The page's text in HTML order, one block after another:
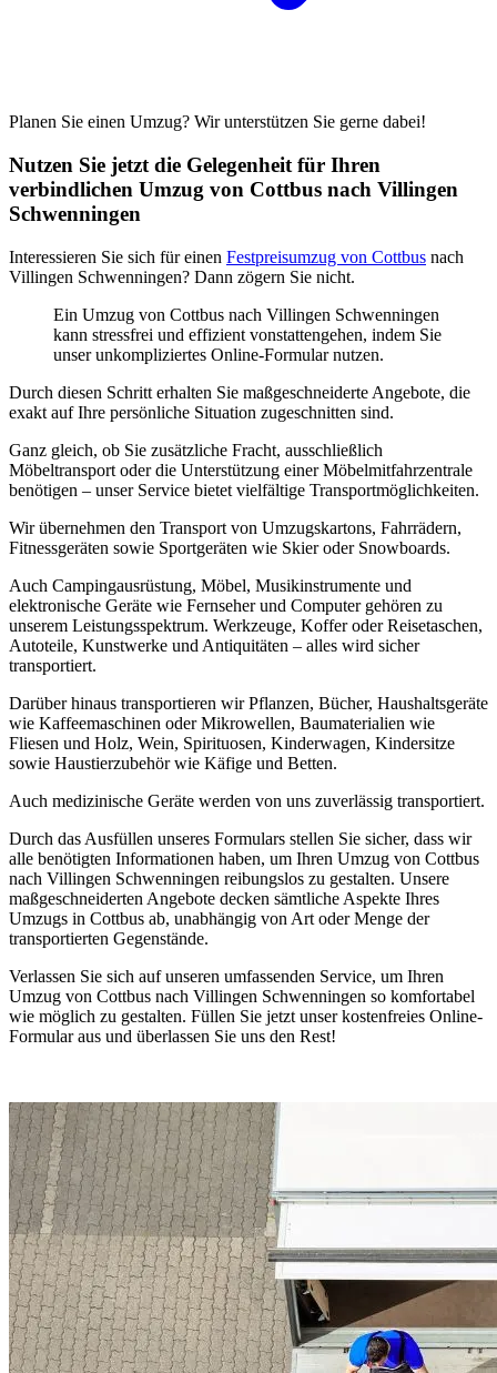
Planen Sie einen Umzug? Wir unterstützen Sie gerne dabei!
Nutzen Sie jetzt die Gelegenheit für Ihren
verbindlichen Umzug von Cottbus nach Villingen
Schwenningen⁠
Interessieren Sie sich für einen Festpreisumzug von Cottbus nach
Villingen Schwenningen⁠? Dann zögern Sie nicht.
Ein Umzug von Cottbus nach Villingen Schwenningen⁠
kann stressfrei und effizient vonstattengehen, indem Sie
unser unkompliziertes Online-Formular nutzen.
Durch diesen Schritt erhalten Sie maßgeschneiderte Angebote, die
exakt auf Ihre persönliche Situation zugeschnitten sind.
Ganz gleich, ob Sie zusätzliche Fracht, ausschließlich
Möbeltransport oder die Unterstützung einer Möbelmitfahrzentrale
benötigen – unser Service bietet vielfältige Transportmöglichkeiten.
Wir übernehmen den Transport von Umzugskartons, Fahrrädern,
Fitnessgeräten sowie Sportgeräten wie Skier oder Snowboards.
Auch Campingausrüstung, Möbel, Musikinstrumente und
elektronische Geräte wie Fernseher und Computer gehören zu
unserem Leistungsspektrum. Werkzeuge, Koffer oder Reisetaschen,
Autoteile, Kunstwerke und Antiquitäten – alles wird sicher
transportiert.
Darüber hinaus transportieren wir Pflanzen, Bücher, Haushaltsgeräte
wie Kaffeemaschinen oder Mikrowellen, Baumaterialien wie
Fliesen und Holz, Wein, Spirituosen, Kinderwagen, Kindersitze
sowie Haustierzubehör wie Käfige und Betten.
Auch medizinische Geräte werden von uns zuverlässig transportiert.
Durch das Ausfüllen unseres Formulars stellen Sie sicher, dass wir
alle benötigten Informationen haben, um Ihren Umzug von Cottbus
nach Villingen Schwenningen⁠ reibungslos zu gestalten. Unsere
maßgeschneiderten Angebote decken sämtliche Aspekte Ihres
Umzugs in Cottbus ab, unabhängig von Art oder Menge der
transportierten Gegenstände.
Verlassen Sie sich auf unseren umfassenden Service, um Ihren
Umzug von Cottbus nach Villingen Schwenningen⁠ so komfortabel
wie möglich zu gestalten. Füllen Sie jetzt unser kostenfreies Online-
Formular aus und überlassen Sie uns den Rest!